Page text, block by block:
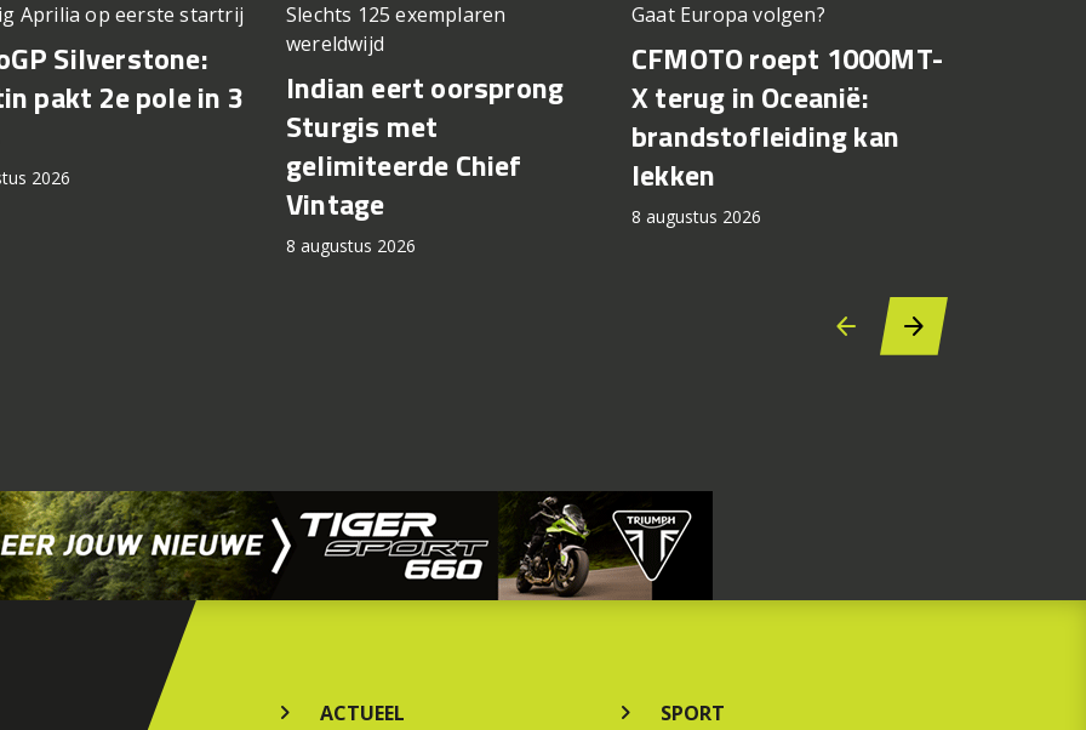
Aprilia op eerste startrij
Silverstone:
pakt 2e pole in 3
2026
Slechts 125 exemplaren
wereldwijd
Indian eert oorsprong
Sturgis met
gelimiteerde Chief
Vintage
8 augustus 2026
Gaat Europa volgen?
CFMOTO roept 1000MT-
X terug in Oceanië:
brandstofleiding kan
lekken
8 augustus 2026
ACTUEEL SPORT